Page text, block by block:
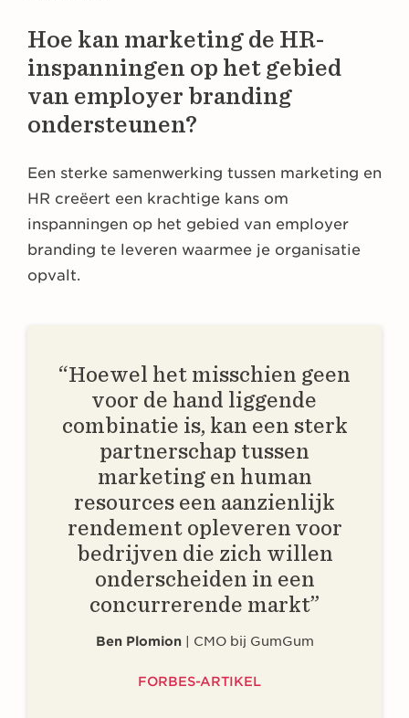
Hoe kan marketing de HR-
inspanningen op het gebied
van employer branding
ondersteunen?
Een sterke samenwerking tussen marketing en
HR creëert een krachtige kans om
inspanningen op het gebied van employer
branding te leveren waarmee je organisatie
opvalt.
“Hoewel het misschien geen
voor de hand liggende
combinatie is, kan een sterk
partnerschap tussen
marketing en human
resources een aanzienlijk
rendement opleveren voor
bedrijven die zich willen
onderscheiden in een
concurrerende markt”
Ben Plomion CMO bij GumGum
FORBES-ARTIKEL